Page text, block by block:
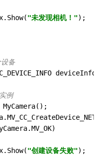
"未发现相机！");
备
deviceInfo
例
"创建设备失败");